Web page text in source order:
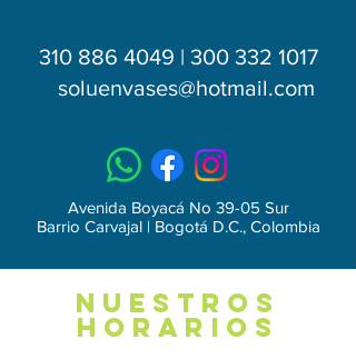
310 886 4049 | 300 332 1017
soluenvases@hotmail.com
Avenida Boyacá No 39-05 Sur
Barrio Carvajal | Bogotá D.C., Colombia
NUESTROS
HORARIOS